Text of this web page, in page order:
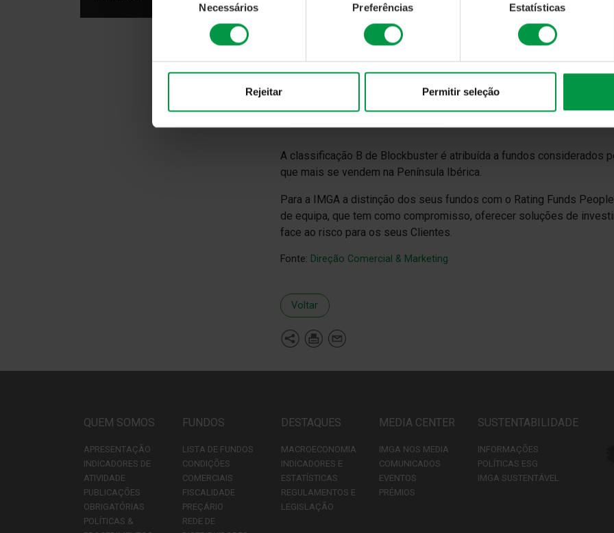
consentimento
Necessários Preferências Estatísticas
Rejeitar Permitir seleção
– favoritos dos Analistas (classificação A), Blockbuster
A classificação B de Blockbuster é atribuída a fundos considerados
que mais se vendem na Península Ibérica.
Para a IMGA a distinção dos seus fundos com o Rating Funds
de equipa, que tem como compromisso, oferecer soluções de
face ao risco para os seus Clientes.
Fonte: Direção Comercial & Marketing
Voltar
QUEM SOMOS
APRESENTAÇÃO
INDICADORES DE
ATIVIDADE
PUBLICAÇÕES
OBRIGATÓRIAS
POLÍTICAS &
FUNDOS
LISTA DE FUNDOS
CONDIÇÕES
COMERCIAIS
FISCALIDADE
PREÇÁRIO
REDE DE
DESTAQUES
MACROECONOMIA
INDICADORES E
ESTATÍSTICAS
REGULAMENTOS E
LEGISLAÇÃO
MEDIA CENTER
IMGA NOS MEDIA
COMUNICADOS
EVENTOS
PRÉMIOS
SUSTENTABILIDADE
INFORMAÇÕES
POLÍTICAS ESG
IMGA SUSTENTÁVEL